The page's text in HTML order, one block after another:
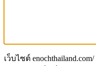
เว็บไซต์